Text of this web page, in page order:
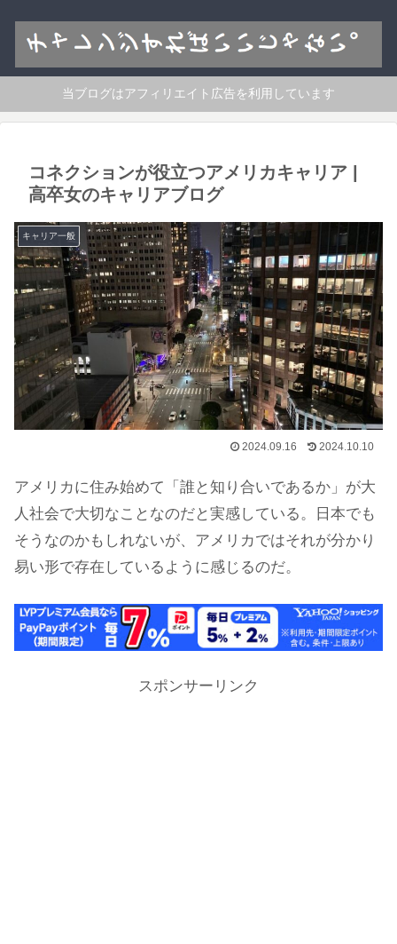
当ブログはアフィリエイト広告を利用しています
コネクションが役立つアメリカキャリア |
高卒女のキャリアブログ
キャリア一般
2024.09.16 2024.10.10
アメリカに住み始めて「誰と知り合いであるか」が大
人社会で大切なことなのだと実感している。日本でも
そうなのかもしれないが、アメリカではそれが分かり
易い形で存在しているように感じるのだ。
スポンサーリンク